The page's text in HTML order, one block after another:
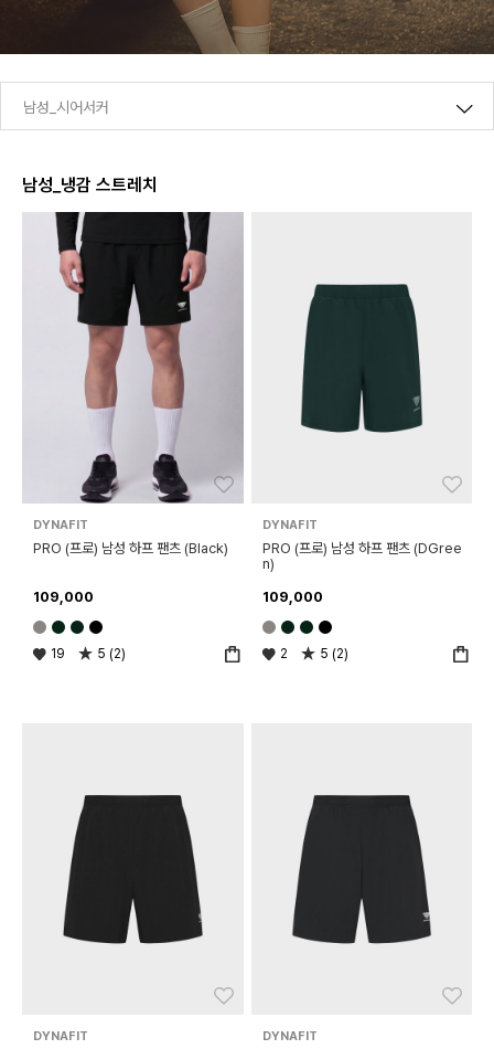
남성_시어서커
남성_냉감 스트레치
DYNAFIT
PRO (프로) 남성 하프 팬츠 (Black)
109,000
19 5 (2)
DYNAFIT
PRO (프로) 남성 하프 팬츠 (DGree
n)
109,000
2 5 (2)
DYNAFIT DYNAFIT